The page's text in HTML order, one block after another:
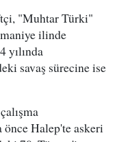
"Muhtar Türki"
ilinde
yılında
savaş sürecine ise
Halep'te askeri